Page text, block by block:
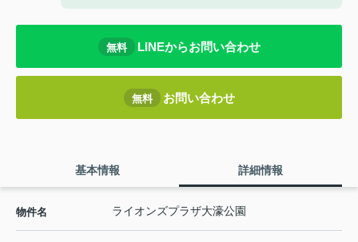
無料 LINEからお問い合わせ
無料 お問い合わせ
基本情報 詳細情報
物件名 ライオンズプラザ大濠公園